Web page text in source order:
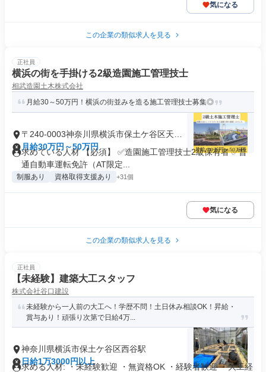
気になる
この企業の類似求人を見る
正社員
横浜の街を手掛ける2級造園施工管理技士
相武造園土木株式会社
月給30～50万円！横浜の街並みを造る施工管理技士募集◎
〒240-0003神奈川県横浜市保土ケ谷区天王
町
月給30万円～50万円
求めている人材 【必須】 ✅造園施工管理技士2級保有者 ✅普
通自動車運転免許（AT限定...
制服あり 資格取得支援あり +31個
気になる
この企業の類似求人を見る
正社員
【未経験】建築大工スタッフ
株式会社谷口建設
未経験から一人前の大工へ！学歴不問！土日休み相談OK！昇給・
賞与あり！頑張り次第で日給4万...
神奈川県横浜市保土ケ谷区西谷駅
日給1万3000円以上
求める人材: ・未経験歓迎 ・無資格OK ・経験者歓迎 ・大工経